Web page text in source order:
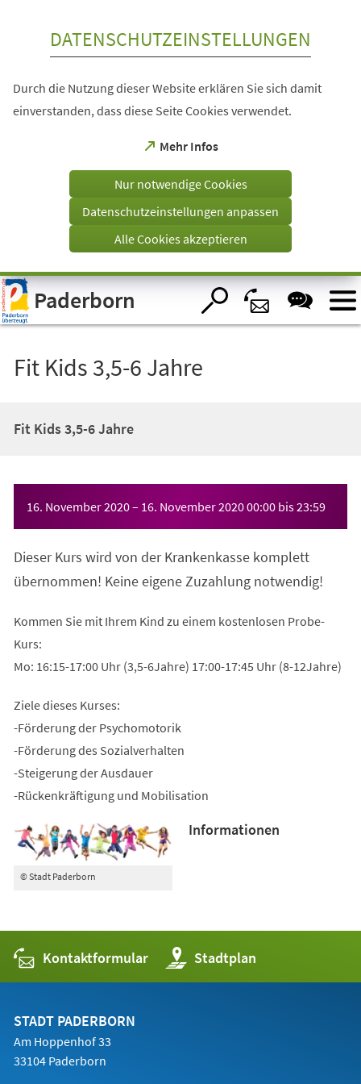
Visuelle
Assistenzsoftware
öffnen.
DATENSCHUTZEINSTELLUNGEN
Durch die Nutzung dieser Website erklären Sie sich damit
einverstanden, dass diese Seite Cookies verwendet.
Mehr Infos
(Öffnet
einem
Tab)
Nur notwendige Cookies
Datenschutzeinstellungen anpassen
Alle Cookies akzeptieren
Paderborn
Fit Kids 3,5-6 Jahre
Fit Kids 3,5-6 Jahre
16. November 2020– 16. November 202000:00 bis23:59
Dieser Kurs wird von der Krankenkasse komplett
übernommen! Keine eigene Zuzahlung notwendig!
Kommen Sie mit Ihrem Kind zu einem kostenlosen Probe-
Kurs:
Mo: 16:15-17:00 Uhr (3,5-6Jahre) 17:00-17:45 Uhr (8-12Jahre)
Ziele dieses Kurses:
-Förderung der Psychomotorik
-Förderung des Sozialverhalten
-Steigerung der Ausdauer
-Rückenkräftigung und Mobilisation
© Stadt Paderborn
Informationen
Kontaktformular Stadtplan
(Öffnet
in
einem
STADT PADERBORN
Am Hoppenhof 33
33104 Paderborn